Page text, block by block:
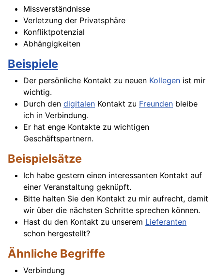
Missverständnisse
Verletzung der Privatsphäre
Konfliktpotenzial
Abhängigkeiten
Beispiele
Der persönliche Kontakt zu neuen Kollegen ist mir
wichtig.
Durch den digitalen Kontakt zu Freunden bleibe
ich in Verbindung.
Er hat enge Kontakte zu wichtigen
Geschäftspartnern.
Beispielsätze
Ich habe gestern einen interessanten Kontakt auf
einer Veranstaltung geknüpft.
Bitte halten Sie den Kontakt zu mir aufrecht, damit
wir über die nächsten Schritte sprechen können.
Hast du den Kontakt zu unserem Lieferanten
schon hergestellt?
Ähnliche Begriffe
Verbindung